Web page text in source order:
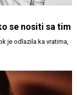
se nositi sa tim
je odlazila ka vratima,